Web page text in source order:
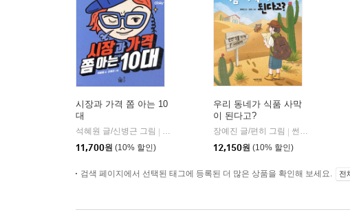
시장과 가격 쫌 아는 10
대
석혜원 글/신병근 그림
풀빛
11,700원 (10% 할인)
우리 동네가 식품 사막
이 된다고?
장예진 글/편히 그림
썬더키즈
12,150원 (10% 할인)
검색 페이지에서 선택된 태그에 등록된 더 많은 상품을 확인해 보세요. 전